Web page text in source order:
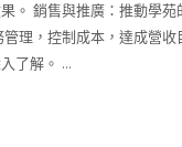
。 銷售與推廣：推動學
理，控制成本，達成營
了解。 ...